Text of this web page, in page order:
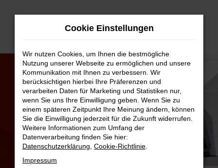
Zum
AUDI RS
Cookie Einstellungen
Wir nutzen Cookies, um Ihnen die bestmögliche
Nutzung unserer Webseite zu ermöglichen und unsere
Kommunikation mit Ihnen zu verbessern. Wir
berücksichtigen hierbei Ihre Präferenzen und
verarbeiten Daten für Marketing und Statistiken nur,
wenn Sie uns Ihre Einwilligung geben. Wenn Sie zu
einem späteren Zeitpunkt Ihre Meinung ändern, können
Sie die Einwilligung jederzeit für die Zukunft widerrufen.
Weitere Informationen zum Umfang der
Datenverarbeitung finden Sie hier:
Datenschutzerklärung Cookie-Richtlinie
Impressum